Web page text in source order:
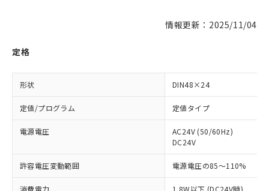
情報更新：2025/11/04
定格
形状 DIN48×24
定値/プログラム 定値タイプ
電源電圧
AC24V (50/60Hz)
DC24V
許容電圧変動範囲 電源電圧の85～110%
消費電力
1.8W以下 (DC24V時)